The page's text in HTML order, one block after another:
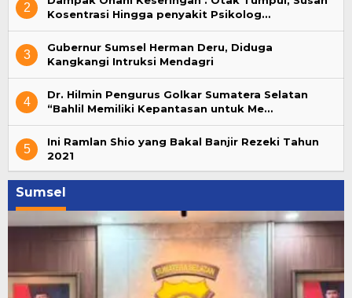
2
Kosentrasi Hingga penyakit Psikolog…
3
Gubernur Sumsel Herman Deru, Diduga
Kangkangi Intruksi Mendagri
4
Dr. Hilmin Pengurus Golkar Sumatera Selatan
“Bahlil Memiliki Kepantasan untuk Me…
5
Ini Ramlan Shio yang Bakal Banjir Rezeki Tahun
2021
Sumsel